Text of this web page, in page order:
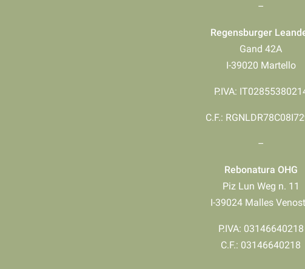
–
Regensburger
Gand 42A
I-39020 Martello
P.IVA:
C.F.:
–
Rebonatura OHG
Piz Lun Weg n. 11
I-39024 Malles
P.IVA: 03146640218
​​​​​​​C.F.: 03146640218